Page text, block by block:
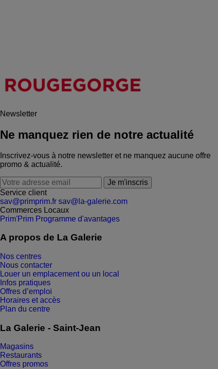
Newsletter
Ne manquez rien de notre actualité
Inscrivez-vous à notre newsletter et ne manquez aucune offre
promo & actualité.
Je m'inscris
Service client
sav@primprim.fr sav@la-galerie.com
Commerces Locaux
Prim'Prim Programme d'avantages
A propos de La Galerie
Nos centres
Nous contacter
Louer un emplacement ou un local
Infos pratiques
Offres d’emploi
Horaires et accès
Plan du centre
La Galerie - Saint-Jean
Magasins
Restaurants
Offres promos